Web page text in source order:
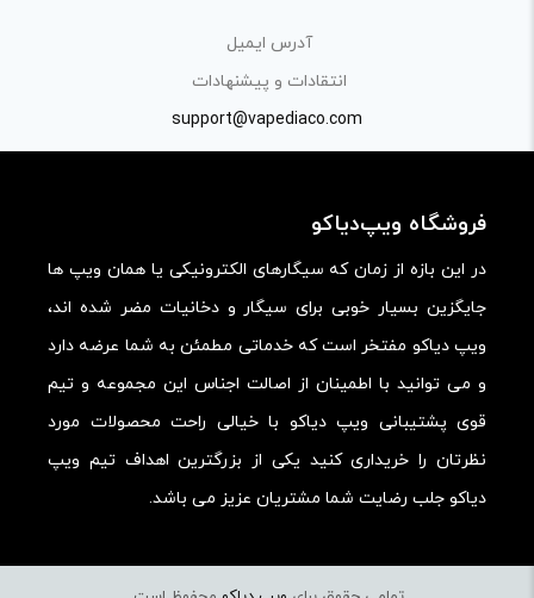
آدرس ایمیل
انتقادات و پیشنهادات
support@vapediaco.com
فروشگاه ویپ‌دیاکو
در این بازه از زمان که سیگارهای الکترونیکی یا همان ویپ ها
جایگزین بسیار خوبی برای سیگار و دخانیات مضر شده اند،
ویپ دیاکو مفتخر است که خدماتی مطمئن به شما عرضه دارد
و می توانید با اطمینان از اصالت اجناس این مجموعه و تیم
قوی پشتیبانی ویپ دیاکو با خیالی راحت محصولات مورد
نظرتان را خریداری کنید یکی از بزرگترین اهداف تیم ویپ
دیاکو جلب رضایت شما مشتریان عزیز می باشد.